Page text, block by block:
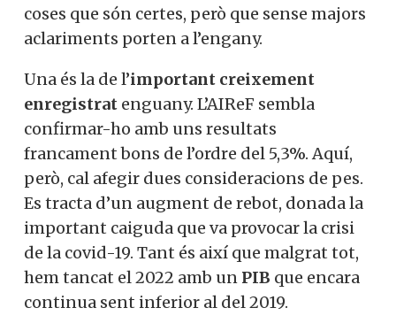
coses que són certes, però que sense majors
aclariments porten a l’engany.
Una és la de l’important creixement
enregistrat enguany. L’AIReF sembla
confirmar-ho amb uns resultats
francament bons de l’ordre del 5,3%. Aquí,
però, cal afegir dues consideracions de pes.
Es tracta d’un augment de rebot, donada la
important caiguda que va provocar la crisi
de la covid-19. Tant és així que malgrat tot,
hem tancat el 2022 amb un PIB que encara
continua sent inferior al del 2019.